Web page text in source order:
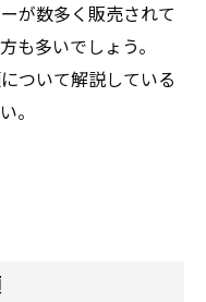
が数多く販売されて
も多いでしょう。
ついて解説している
。